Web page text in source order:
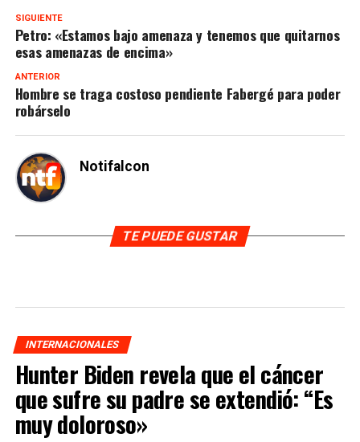
SIGUIENTE
Petro: «Estamos bajo amenaza y tenemos que quitarnos
esas amenazas de encima»
ANTERIOR
Hombre se traga costoso pendiente Fabergé para poder
robárselo
Notifalcon
TE PUEDE GUSTAR
INTERNACIONALES
Hunter Biden revela que el cáncer
que sufre su padre se extendió: “Es
muy doloroso»